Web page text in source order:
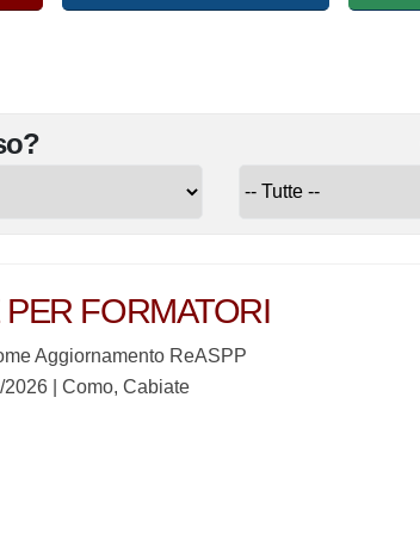
FORMATORI
Aggiornamento ReASPP
2026 | Como, Cabiate